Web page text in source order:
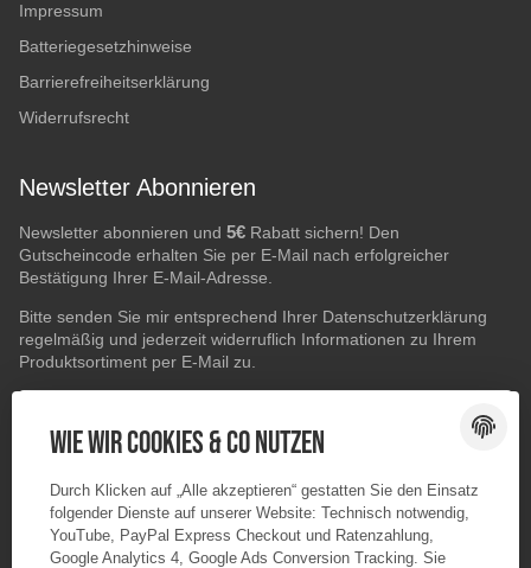
Impressum
Batteriegesetzhinweise
Barrierefreiheitserklärung
Widerrufsrecht
Newsletter Abonnieren
Newsletter abonnieren und 5€ Rabatt sichern! Den
Gutscheincode erhalten Sie per E-Mail nach erfolgreicher
Bestätigung Ihrer E-Mail-Adresse.
Bitte senden Sie mir entsprechend Ihrer Datenschutzerklärung
regelmäßig und jederzeit widerruflich Informationen zu Ihrem
Produktsortiment per E-Mail zu.
ABONNIEREN
Wie wir Cookies & Co nutzen
Durch Klicken auf „Alle akzeptieren“ gestatten Sie den Einsatz
folgender Dienste auf unserer Website: Technisch notwendig,
YouTube, PayPal Express Checkout und Ratenzahlung,
Google Analytics 4, Google Ads Conversion Tracking. Sie